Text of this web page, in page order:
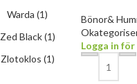
Warda(1)
Zed Black(1)
Zlotoklos (1)
Bönor&
Logga in